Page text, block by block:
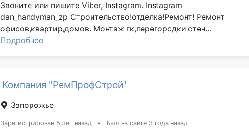
Звоните или пишите Viber, Instagram. Instagram
dan_handyman_zp Строительство!отделка!Ремонт! Ремонт
офисов,квартир,домов. Монтаж гк,перегородки,стен...
Подробнее
Компания "РемПрофСтрой"
Запорожье
Зарегистрирован 5 лет назад • Был на сайте 3 года назад